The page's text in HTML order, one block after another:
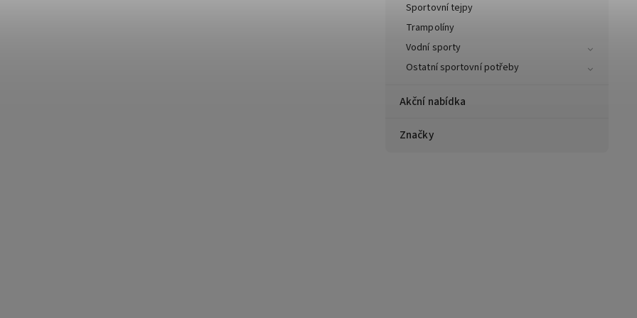
Sportovní tejpy
Trampolíny
Vodní sporty
Ostatní sportovní potřeby
Akční nabídka
Značky